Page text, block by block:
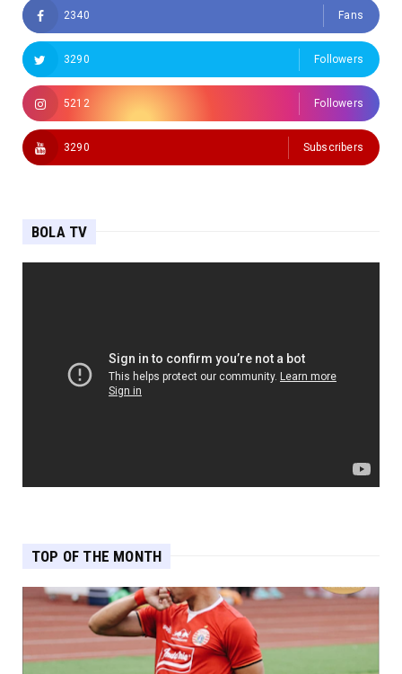
2340 Fans
3290 Followers
5212 Followers
3290 Subscribers
BOLA TV
TOP OF THE MONTH